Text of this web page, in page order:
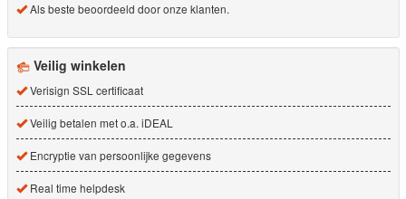
Als beste beoordeeld door onze klanten.
Veilig winkelen
Verisign SSL certificaat
Veilig betalen met o.a. iDEAL
Encryptie van persoonlijke gegevens
Real time helpdesk